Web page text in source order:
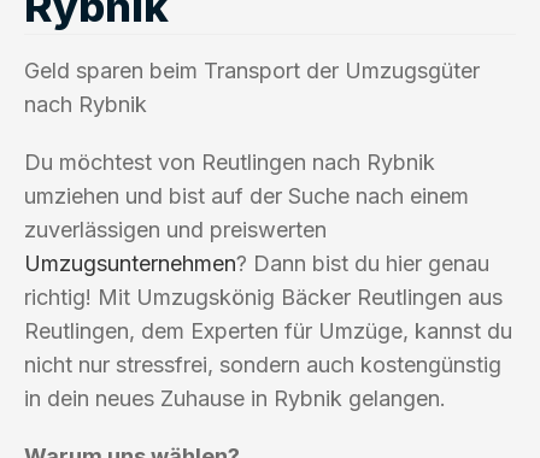
Geld sparen beim Transport der Umzugsgüter
nach Rybnik
Du möchtest von Reutlingen nach Rybnik
umziehen und bist auf der Suche nach einem
zuverlässigen und preiswerten
Umzugsunternehmen? Dann bist du hier genau
richtig! Mit Umzugskönig Bäcker Reutlingen aus
Reutlingen, dem Experten für Umzüge, kannst du
nicht nur stressfrei, sondern auch kostengünstig
in dein neues Zuhause in Rybnik gelangen.